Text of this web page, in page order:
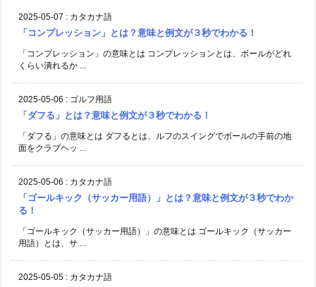
2025-05-07 : カタカナ語
「コンプレッション」とは？意味と例文が３秒でわかる！
「コンプレッション」の意味とは コンプレッションとは、ボールがどれ
くらい潰れるか ...
2025-05-06 : ゴルフ用語
「ダフる」とは？意味と例文が３秒でわかる！
「ダフる」の意味とは ダフるとは、ルフのスイングでボールの手前の地
面をクラブヘッ ...
2025-05-06 : カタカナ語
「ゴールキック（サッカー用語）」とは？意味と例文が３秒でわか
る！
「ゴールキック（サッカー用語）」の意味とは ゴールキック（サッカー
用語）とは、サ ...
2025-05-05 : カタカナ語